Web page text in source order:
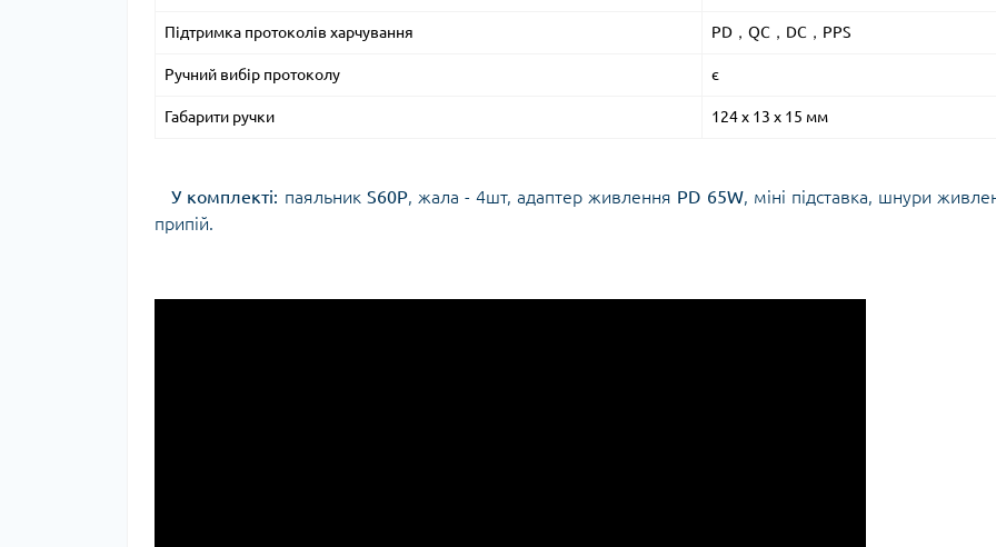
Підтримка протоколів харчування PD，QC，DC，PPS
Ручний вибір протоколу є
Габарити ручки 124 х 13 х 15 мм
У комплекті: паяльник S60P, жала - 4шт, адаптер живлення PD 65W, міні підставка, шнури
припій.